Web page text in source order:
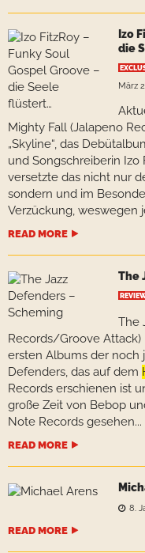
Izo
die
März
Mighty Fall (Jalapeno
„Skyline“, das
und Songschreiberin
versetzte das nicht nur
sondern und im
Verzückung, weswegen
READ MORE
The
The
Records/Groove Attack)
ersten Albums der noch
Defenders, das auf dem
Records erschienen ist
große Zeit von Bebop
Note Records gesehen...
READ MORE
8.
READ MORE